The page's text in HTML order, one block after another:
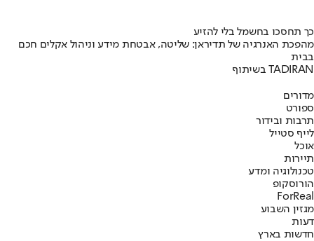
כך תחסכו בחשמל בלי להזיע
מהפכת האנרגיה של תדיראן: שליטה, אבטחת מידע וניהול אקלים חכם
בבית
בשיתוף TADIRAN
מדורים
ספורט
תרבות ובידור
לייף סטייל
אוכל
תיירות
טכנולוגיה ומדע
הורוסקופ
ForReal
מגזין השבוע
דעות
חדשות בארץ